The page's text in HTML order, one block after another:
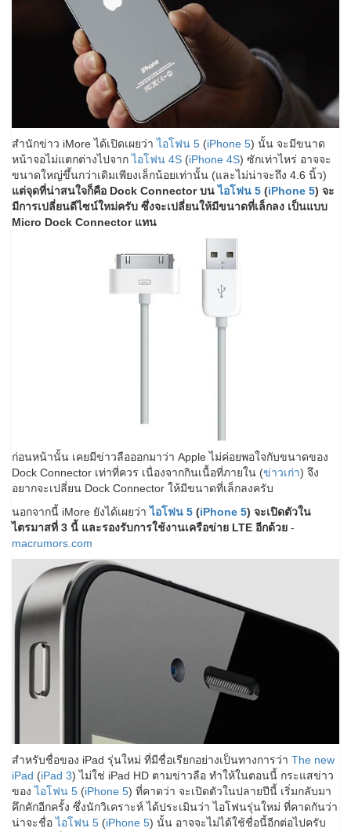
สำนักข่าว iMore ได้เปิดเผยว่าไอโฟน 5 (iPhone 5) นั้น จะมีขนาด
หน้าจอไม่แตกต่างไปจากไอโฟน 4S (iPhone 4S) ซักเท่าไหร่ อาจจะ
ขนาดใหญ่ขึ้นกว่าเดิมเพียงเล็กน้อยเท่านั้น (และไม่น่าจะถึง 4.6 นิ้ว)
แต่จุดที่น่าสนใจก็คือ Dock Connector บนไอโฟน 5 (iPhone 5) จะ
มีการเปลี่ยนดีไซน์ใหม่ครับ ซึ่งจะเปลี่ยนให้มีขนาดที่เล็กลง เป็นแบบ
Micro Dock Connector แทน
ก่อนหน้านั้น เคยมีข่าวลือออกมาว่า Apple ไม่ค่อยพอใจกับขนาดของ
Dock Connector เท่าที่ควร เนื่องจากกินเนื้อที่ภายใน (ข่าวเก่า) จึง
อยากจะเปลี่ยน Dock Connector ให้มีขนาดที่เล็กลงครับ
นอกจากนี้ iMore ยังได้เผยว่าไอโฟน 5 (iPhone 5) จะเปิดตัวใน
ไตรมาสที่ 3 นี้ และรองรับการใช้งานเครือข่าย LTE อีกด้วย -
macrumors.com
สำหรับชื่อของ iPad รุ่นใหม่ ที่มีชื่อเรียกอย่างเป็นทางการว่า The new
iPad (iPad 3) ไม่ใช่ iPad HD ตามข่าวลือ ทำให้ในตอนนี้ กระแสข่าว
ของไอโฟน 5 (iPhone 5) ที่คาดว่า จะเปิดตัวในปลายปีนี้ เริ่มกลับมา
คึกคักอีกครั้ง ซึ่งนักวิเคราะห์ ได้ประเมินว่า ไอโฟนรุ่นใหม่ ที่คาดกันว่า
น่าจะชื่อไอโฟน 5 (iPhone 5) นั้น อาจจะไม่ได้ใช้ชื่อนี้อีกต่อไปครับ